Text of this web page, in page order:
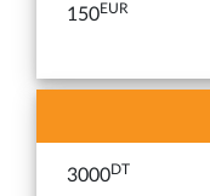
150EUR
3000DT